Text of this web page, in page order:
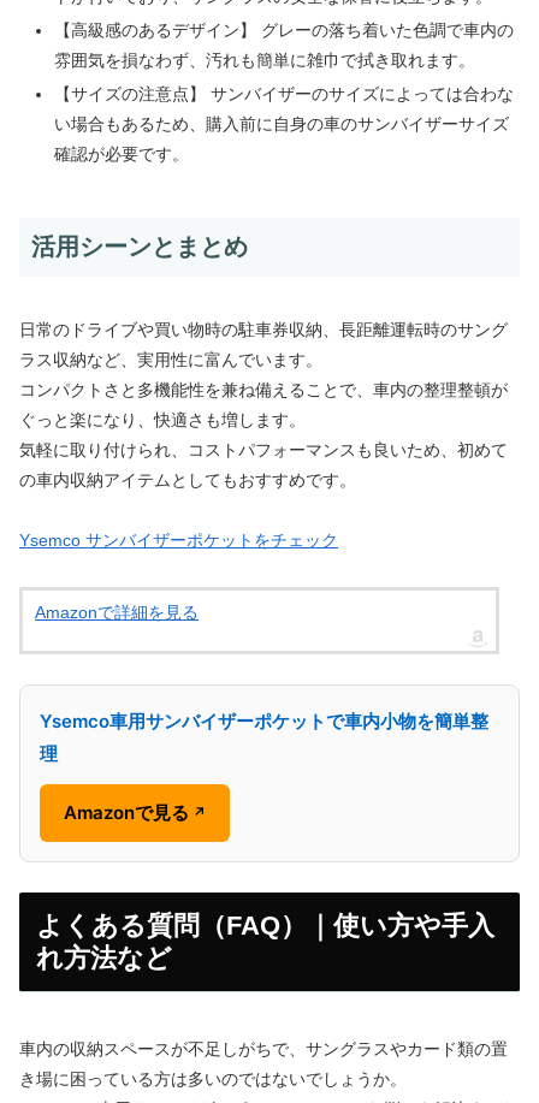
【高級感のあるデザイン】 グレーの落ち着いた色調で車内の
雰囲気を損なわず、汚れも簡単に雑巾で拭き取れます。
【サイズの注意点】 サンバイザーのサイズによっては合わな
い場合もあるため、購入前に自身の車のサンバイザーサイズ
確認が必要です。
活用シーンとまとめ
日常のドライブや買い物時の駐車券収納、長距離運転時のサング
ラス収納など、実用性に富んでいます。
コンパクトさと多機能性を兼ね備えることで、車内の整理整頓が
ぐっと楽になり、快適さも増します。
気軽に取り付けられ、コストパフォーマンスも良いため、初めて
の車内収納アイテムとしてもおすすめです。
Ysemco サンバイザーポケットをチェック
Amazonで詳細を見る
Ysemco車用サンバイザーポケットで車内小物を簡単整
理
Amazonで見る ↗
よくある質問（FAQ）｜使い方や手入
れ方法など
車内の収納スペースが不足しがちで、サングラスやカード類の置
き場に困っている方は多いのではないでしょうか。